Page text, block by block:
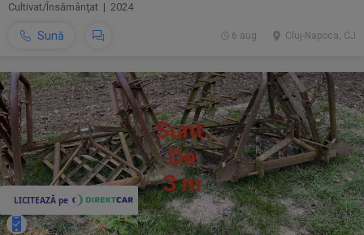
Cultivat/Însămânţat | 2024
Sună Cluj-Napoca, CJ
6 aug.